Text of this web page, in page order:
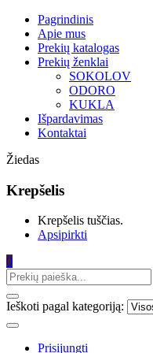
Pagrindinis
Apie mus
Prekių katalogas
Prekių ženklai
SOKOLOV
ODORO
KUKLA
Išpardavimas
Kontaktai
Žiedas
Krepšelis
Krepšelis tuščias.
Apsipirkti
0
Ieškoti pagal kategoriją:
Prisijungti